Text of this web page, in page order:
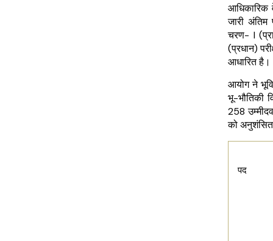
आधिकारिक
जारी
चरण- I
(प्रधान)
आधारित है।
आयोग ने
भू-भौतिकी
258
को अनुशंसित
पद